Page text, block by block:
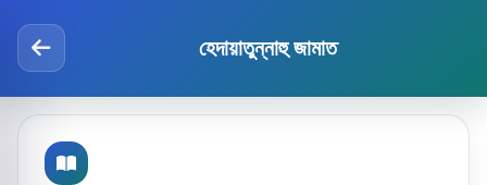
হেদায়াতুন্নাহু জামাত